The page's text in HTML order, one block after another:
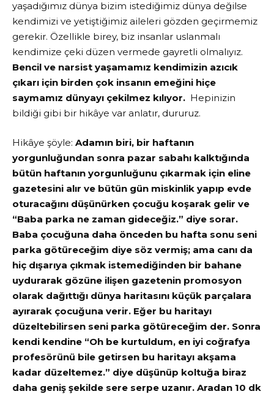
yaşadığımız dünya bizim istediğimiz dünya değilse
kendimizi ve yetiştiğimiz aileleri gözden geçirmemiz
gerekir. Özellikle birey, biz insanlar uslanmalı
kendimize çeki düzen vermede gayretli olmalıyız.
Bencil ve narsist yaşamamız kendimizin azıcık
çıkarı için birden çok insanın emeğini hiçe
saymamız dünyayı çekilmez kılıyor. Hepinizin
bildiği gibi bir hikâye var anlatır, dururuz.
Hikâye şöyle: Adamın biri, bir haftanın
yorgunluğundan sonra pazar sabahı kalktığında
bütün haftanın yorgunluğunu çıkarmak için eline
gazetesini alır ve bütün gün miskinlik yapıp evde
oturacağını düşünürken çocuğu koşarak gelir ve
“Baba parka ne zaman gideceğiz.” diye sorar.
Baba çocuğuna daha önceden bu hafta sonu seni
parka götüreceğim diye söz vermiş; ama canı da
hiç dışarıya çıkmak istemediğinden bir bahane
uydurarak gözüne ilişen gazetenin promosyon
olarak dağıttığı dünya haritasını küçük parçalara
ayırarak çocuğuna verir. Eğer bu haritayı
düzeltebilirsen seni parka götüreceğim der. Sonra
kendi kendine “Oh be kurtuldum, en iyi coğrafya
profesörünü bile getirsen bu haritayı akşama
kadar düzeltemez.” diye düşünüp koltuğa biraz
daha geniş şekilde sere serpe uzanır. Aradan 10 dk